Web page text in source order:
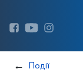
Події